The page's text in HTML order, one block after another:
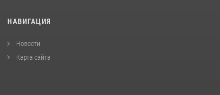
НАВИГАЦИЯ
Новости
Карта сайта